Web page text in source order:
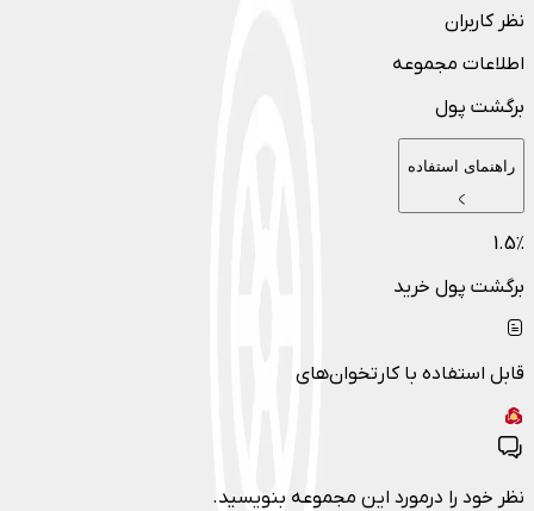
نظر کاربران
اطلاعات مجموعه
برگشت پول
راهنمای استفاده
1.5٪
برگشت پول خرید
قابل استفاده با کارتخوان‌های
نظر خود را درمورد این مجموعه بنویسید.